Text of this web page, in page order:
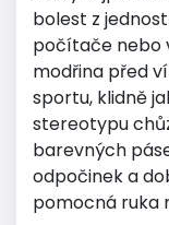
bolest z
počítače nebo
modřina před
sportu, klidně
stereotypu
barevných
odpočinek a
pomocná ruka